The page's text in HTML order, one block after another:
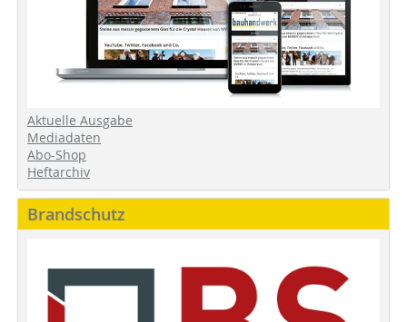
Aktuelle Ausgabe
Mediadaten
Abo-Shop
Heftarchiv
Brandschutz